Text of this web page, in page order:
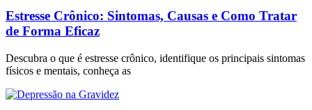
Estresse Crônico: Sintomas, Causas e Como Tratar
de Forma Eficaz
Descubra o que é estresse crônico, identifique os principais sintomas
físicos e mentais, conheça as